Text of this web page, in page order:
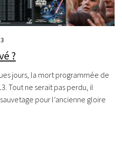
?
jours, la mort programmée de
Tout ne serait pas perdu, il
pour l’ancienne gloire